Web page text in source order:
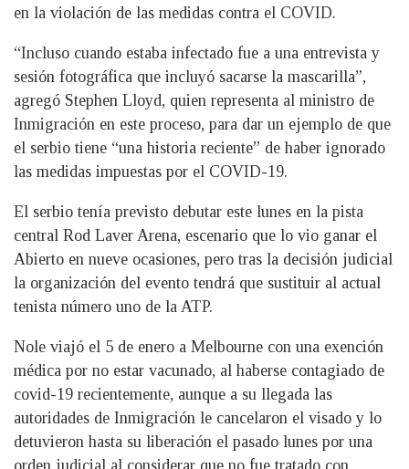
en la violación de las medidas contra el COVID.
“Incluso cuando estaba infectado fue a una entrevista y
sesión fotográfica que incluyó sacarse la mascarilla”,
agregó Stephen Lloyd, quien representa al ministro de
Inmigración en este proceso, para dar un ejemplo de que
el serbio tiene “una historia reciente” de haber ignorado
las medidas impuestas por el COVID-19.
El serbio tenía previsto debutar este lunes en la pista
central Rod Laver Arena, escenario que lo vio ganar el
Abierto en nueve ocasiones, pero tras la decisión judicial
la organización del evento tendrá que sustituir al actual
tenista número uno de la ATP.
Nole viajó el 5 de enero a Melbourne con una exención
médica por no estar vacunado, al haberse contagiado de
covid-19 recientemente, aunque a su llegada las
autoridades de Inmigración le cancelaron el visado y lo
detuvieron hasta su liberación el pasado lunes por una